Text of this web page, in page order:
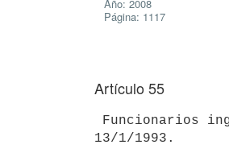
Año: 2008
Página: 1117
Artículo 55
13/1/1993.